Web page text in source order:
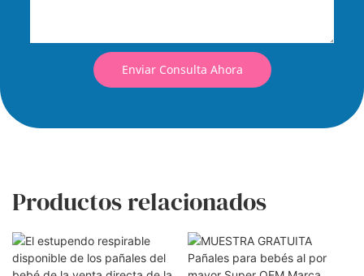
Enviar Consulta Ahora
Productos relacionados